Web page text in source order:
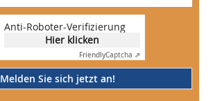
Anti-Roboter-Verifizierung
Hier klicken
FriendlyCaptcha ⇗
Melden Sie sich jetzt an!